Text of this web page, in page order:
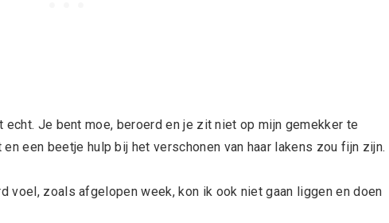
Je bent moe, beroerd en je zit niet op mijn gemekker te
een beetje hulp bij het verschonen van haar lakens zou fijn zijn.
voel, zoals afgelopen week, kon ik ook niet gaan liggen en doen